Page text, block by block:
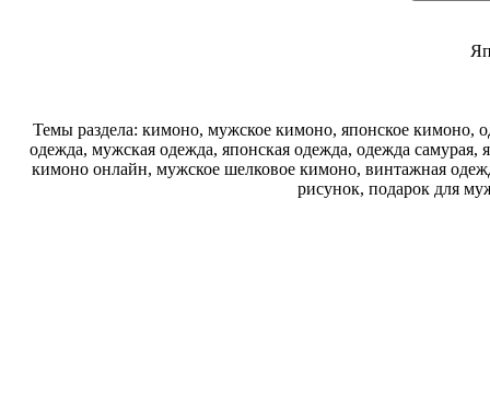
Темы раздела: кимоно, мужское кимоно, японское кимоно,
одежда, мужская одежда, японская одежда, одежда самурая,
кимоно онлайн, мужское шелковое кимоно, винтажная
рисунок, подарок для